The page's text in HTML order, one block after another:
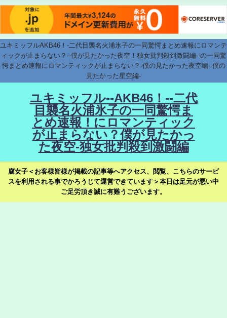
ユキミッフルAKB46！-二代目襲名火浦氷子の一同驚愕まとめ速報にロマンテ
ィックが止まらない？--僕が見たかった夜空！独女批判殺到激闘編--の一同驚
愕まとめ速報にロマンティックが止まらない？-僕の見たかった夜空編--僕の
見たかった星空編-
ユキミッフル--AKB46！--二代
目襲名火浦氷子の一同驚愕ま
とめ速報！にロマンティック
が止まらない？僕が見たかっ
た夜空-独女批判殺到激闘編
腐女子＜お客様皆様が掲載の記事等へアクセス、閲覧、こちらのサービ
スを利用される事でかろうじて運営できています＞本日は足元が悪い中
ご足労頂き誠に有難うございます。